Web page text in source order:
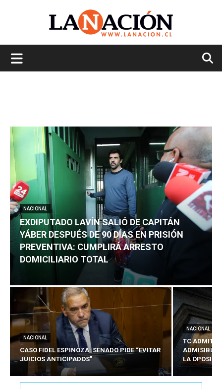
NACIONAL
EXDIPUTADO LAVÍN SALIÓ DE CAPITÁN
YÁBER DESPUÉS DE 90 DÍAS EN PRISIÓN
PREVENTIVA: CUMPLIRÁ ARRESTO
DOMICILIARIO TOTAL
NACIONAL
CASO FIDEL ESPINOZA: SENADO PIDE “EVITAR
JUICIOS ANTICIPADOS”
NACIONAL
TC ADMITE
ADMISIBLES
LA